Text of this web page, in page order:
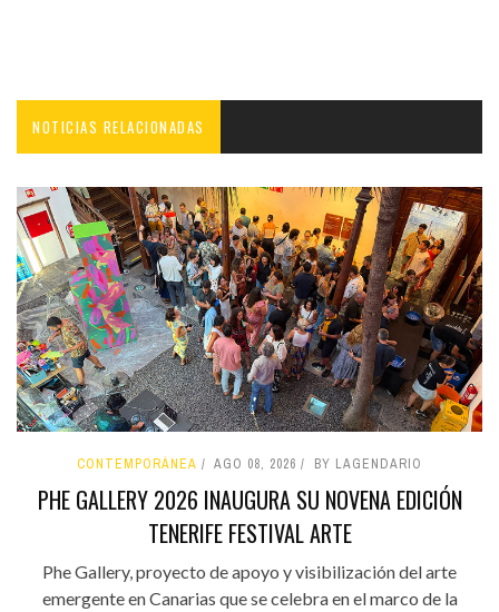
NOTICIAS RELACIONADAS
CONTEMPORÁNEA AGO 08, 2026 BY LAGENDARIO
PHE GALLERY 2026 INAUGURA SU NOVENA EDICIÓN
TENERIFE FESTIVAL ARTE
Phe Gallery, proyecto de apoyo y visibilización del arte
emergente en Canarias que se celebra en el marco de la